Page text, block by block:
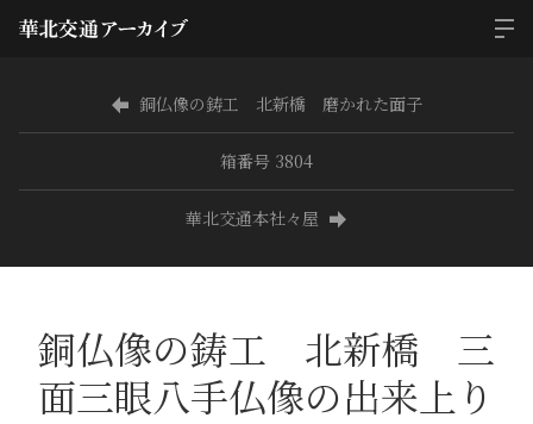
銅仏像の鋳工 北新橋 磨かれた面子
箱番号 3804
華北交通本社々屋
銅仏像の鋳工 北新橋 三
面三眼八手仏像の出来上り